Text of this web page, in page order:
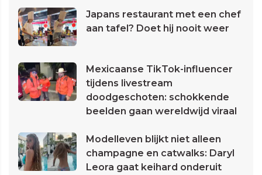
Japans restaurant met een chef
aan tafel? Doet hij nooit weer
Mexicaanse TikTok-influencer
tijdens livestream
doodgeschoten: schokkende
beelden gaan wereldwijd viraal
Modelleven blijkt niet alleen
champagne en catwalks: Daryl
Leora gaat keihard onderuit